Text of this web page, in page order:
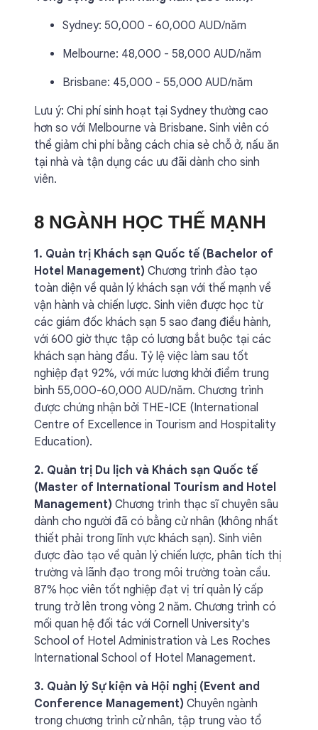
Sydney: 50,000 - 60,000 AUD/năm
Melbourne: 48,000 - 58,000 AUD/năm
Brisbane: 45,000 - 55,000 AUD/năm
Lưu ý: Chi phí sinh hoạt tại Sydney thường cao
hơn so với Melbourne và Brisbane. Sinh viên có
thể giảm chi phí bằng cách chia sẻ chỗ ở, nấu ăn
tại nhà và tận dụng các ưu đãi dành cho sinh
viên.
8 NGÀNH HỌC THẾ MẠNH
1. Quản trị Khách sạn Quốc tế (Bachelor of
Hotel Management) Chương trình đào tạo
toàn diện về quản lý khách sạn với thế mạnh về
vận hành và chiến lược. Sinh viên được học từ
các giám đốc khách sạn 5 sao đang điều hành,
với 600 giờ thực tập có lương bắt buộc tại các
khách sạn hàng đầu. Tỷ lệ việc làm sau tốt
nghiệp đạt 92%, với mức lương khởi điểm trung
bình 55,000-60,000 AUD/năm. Chương trình
được chứng nhận bởi THE-ICE (International
Centre of Excellence in Tourism and Hospitality
Education).
2. Quản trị Du lịch và Khách sạn Quốc tế
(Master of International Tourism and Hotel
Management) Chương trình thạc sĩ chuyên sâu
dành cho người đã có bằng cử nhân (không nhất
thiết phải trong lĩnh vực khách sạn). Sinh viên
được đào tạo về quản lý chiến lược, phân tích thị
trường và lãnh đạo trong môi trường toàn cầu.
87% học viên tốt nghiệp đạt vị trí quản lý cấp
trung trở lên trong vòng 2 năm. Chương trình có
mối quan hệ đối tác với Cornell University's
School of Hotel Administration và Les Roches
International School of Hotel Management.
3. Quản lý Sự kiện và Hội nghị (Event and
Conference Management) Chuyên ngành
trong chương trình cử nhân, tập trung vào tổ